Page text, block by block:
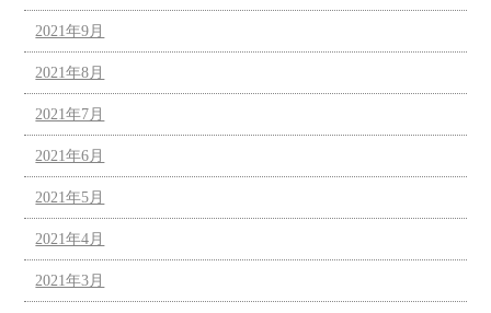
2021年9月
2021年8月
2021年7月
2021年6月
2021年5月
2021年4月
2021年3月